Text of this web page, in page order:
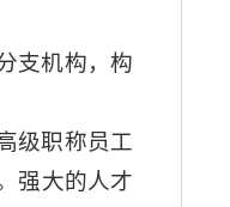
支机构，构
级职称员工
强大的人才